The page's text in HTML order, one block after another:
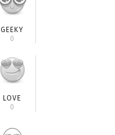
GEEKY
0
LOVE
0